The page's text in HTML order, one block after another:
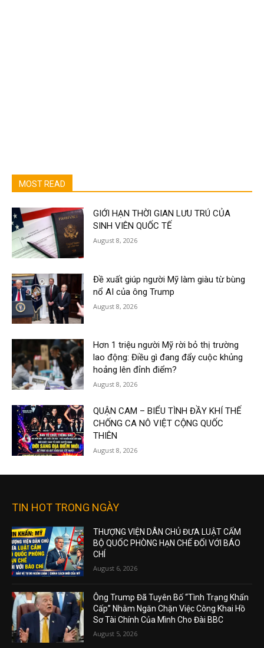
MOST READ
GIỚI HẠN THỜI GIAN LƯU TRÚ CỦA
SINH VIÊN QUỐC TẾ
August 8, 2026
Đề xuất giúp người Mỹ làm giàu từ bùng
nổ AI của ông Trump
August 8, 2026
Hơn 1 triệu người Mỹ rời bỏ thị trường
lao động: Điều gì đang đẩy cuộc khủng
hoảng lên đỉnh điểm?
August 8, 2026
QUẬN CAM – BIỂU TÌNH ĐẦY KHÍ THẾ
CHỐNG CA NÔ VIỆT CỘNG QUỐC
THIÊN
August 8, 2026
TIN HOT TRONG NGÀY
THƯỢNG VIỆN DÂN CHỦ ĐƯA LUẬT CẤM
BỘ QUỐC PHÒNG HẠN CHẾ ĐỐI VỚI BÁO
CHÍ
August 6, 2026
Ông Trump Đã Tuyên Bố “Tình Trạng Khẩn
Cấp” Nhằm Ngăn Chặn Việc Công Khai Hồ
Sơ Tài Chính Của Mình Cho Đài BBC
August 5, 2026